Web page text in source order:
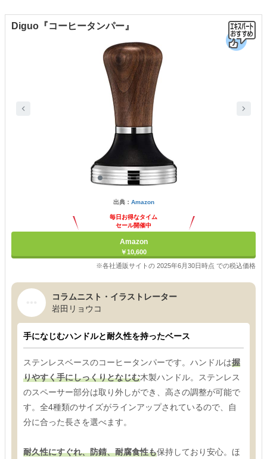
Diguo『コーヒータンパー』
出典： Amazon
毎日お得なタイム
セール開催中
Amazon
￥10,600
※各社通販サイトの 2025年6月30日時点 での税込価格
コラムニスト・イラストレーター
岩田リョウコ
手になじむハンドルと耐久性を持ったベース
ステンレスベースのコーヒータンパーです。ハンドルは握
りやすく手にしっくりとなじむ木製ハンドル。ステンレス
のスペーサー部分は取り外しができ、高さの調整が可能で
す。全4種類のサイズがラインアップされているので、自
分に合った長さを選べます。
耐久性にすぐれ、防錆、耐腐食性も保持しており安心。ほ